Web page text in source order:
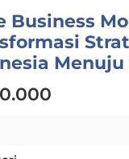
Business
Menuju